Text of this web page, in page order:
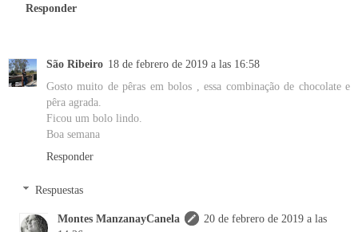
Responder
São Ribeiro 18 de febrero de 2019 a las 16:58
Gosto muito de pêras em bolos , essa combinação de chocolate e
pêra agrada.
Ficou um bolo lindo.
Boa semana
Responder
Respuestas
Montes ManzanayCanela
20 de febrero de 2019 a las